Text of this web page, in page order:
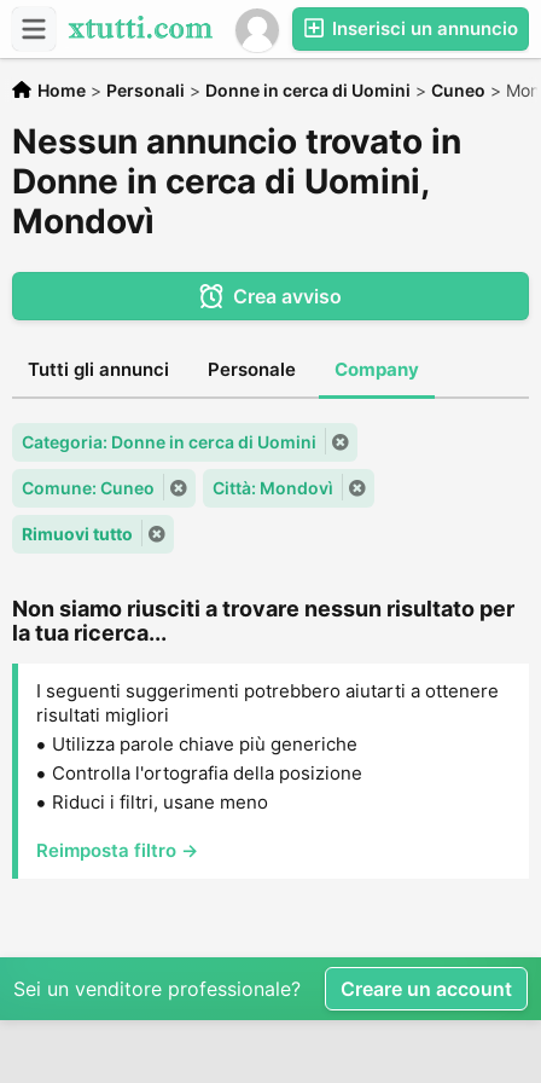
Inserisci un annuncio
Home > Personali > Donne in cerca di Uomini > Cuneo >
Nessun annuncio trovato in
Donne in cerca di Uomini,
Mondovì
Crea avviso
Tutti gli annunci Personale Company
Categoria: Donne in cerca di Uomini
Comune: Cuneo Città: Mondovì
Rimuovi tutto
Non siamo riusciti a trovare nessun risultato per
la tua ricerca...
I seguenti suggerimenti potrebbero aiutarti a ottenere
risultati migliori
Utilizza parole chiave più generiche
Controlla l'ortografia della posizione
Riduci i filtri, usane meno
Reimposta filtro →
Sei un venditore professionale? Creare un account